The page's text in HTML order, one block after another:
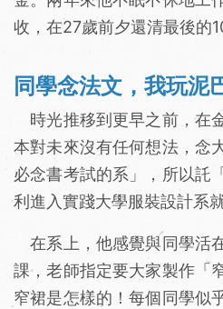
收，在27歲前夕還清最後的
同學念法文，我玩泥
時光推移到更早之前，在
本對未來沒有任何想法，念
必念書考試的系」，所以託
利進入實踐大學服裝設計系就
在系上，他感覺與同學活
課，老師指定要大家製作「
窄裙是怎樣的！每個同學似